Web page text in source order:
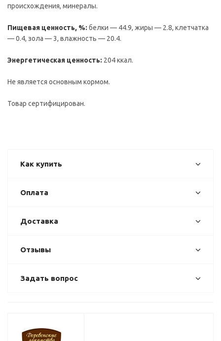
происхождения, минералы.
Пищевая ценность, %: белки — 44.9, жиры — 2.8, клетчатка
— 0.4, зола — 3, влажность — 20.4.
Энергетическая ценность: 204 ккал.
Не является основным кормом.
Товар сертифицирован.
Как купить
Оплата
Доставка
Отзывы
Задать вопрос